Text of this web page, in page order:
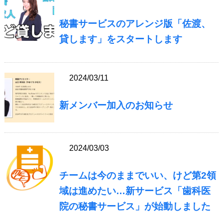
秘書サービスのアレンジ版「佐渡、
貸します」をスタートします
2024/03/11
新メンバー加入のお知らせ
2024/03/03
チームは今のままでいい、けど第2領
域は進めたい…新サービス「歯科医
院の秘書サービス」が始動しました